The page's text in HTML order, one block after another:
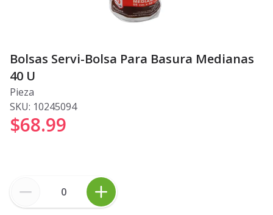
Bolsas Servi-Bolsa Para Basura Medianas
40 U
Pieza
SKU: 10245094
$68.99